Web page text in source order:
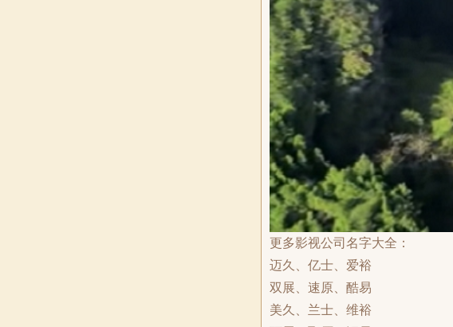
更多影视公司名字大全：
迈久、亿士、爱裕
双展、速原、酷易
美久、兰士、维裕